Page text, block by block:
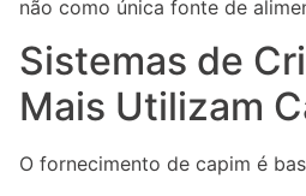
não como única fonte de
Sistemas de
Mais Utilizam
O fornecimento de capim é